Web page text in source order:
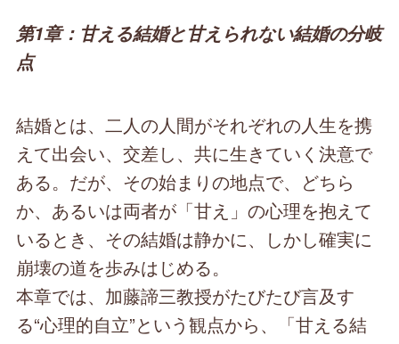
第1章：甘える結婚と甘えられない結婚の分岐
点
結婚とは、二人の人間がそれぞれの人生を携
えて出会い、交差し、共に生きていく決意で
ある。だが、その始まりの地点で、どちら
か、あるいは両者が「甘え」の心理を抱えて
いるとき、その結婚は静かに、しかし確実に
崩壊の道を歩みはじめる。
本章では、加藤諦三教授がたびたび言及す
る“心理的自立”という観点から、「甘える結